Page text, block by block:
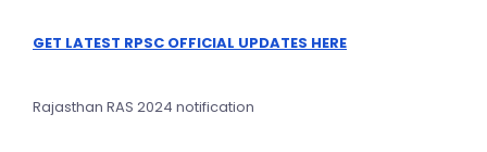
GET LATEST RPSC OFFICIAL UPDATES HERE
Rajasthan RAS 2024 notification